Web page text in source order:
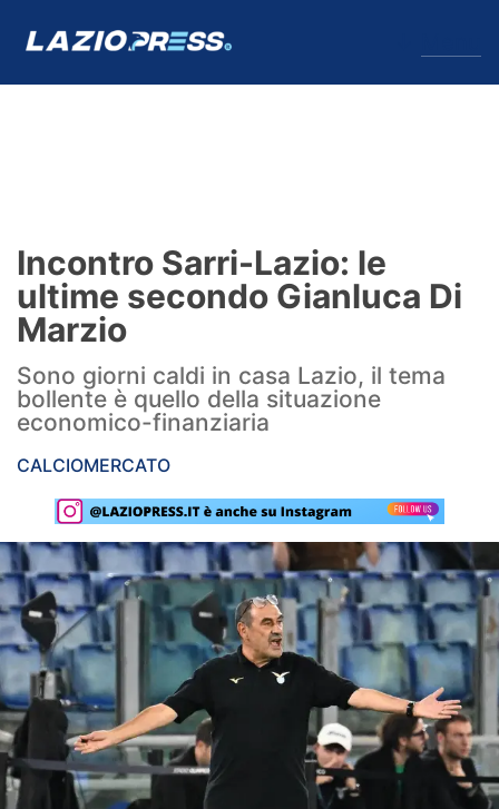
Formello
Infortuni
Primavera
Calciomercato
Lazio Women
Rassegna Lazio
Social
Calcio
Serie A
Champions League
Europa League
Incontro Sarri-Lazio: le
ultime secondo Gianluca Di
Marzio
Sono giorni caldi in casa Lazio, il tema
bollente è quello della situazione
economico-finanziaria
CALCIOMERCATO